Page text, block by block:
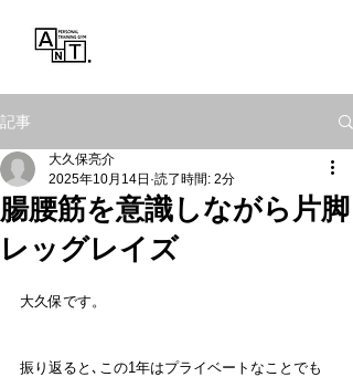
記事
腸腰筋を意識しながら片脚
レッグレイズ
大久保亮介
2025年10月14日 読了時間: 2分
大久保です。
振り返ると､この1年はプライベートなことでも